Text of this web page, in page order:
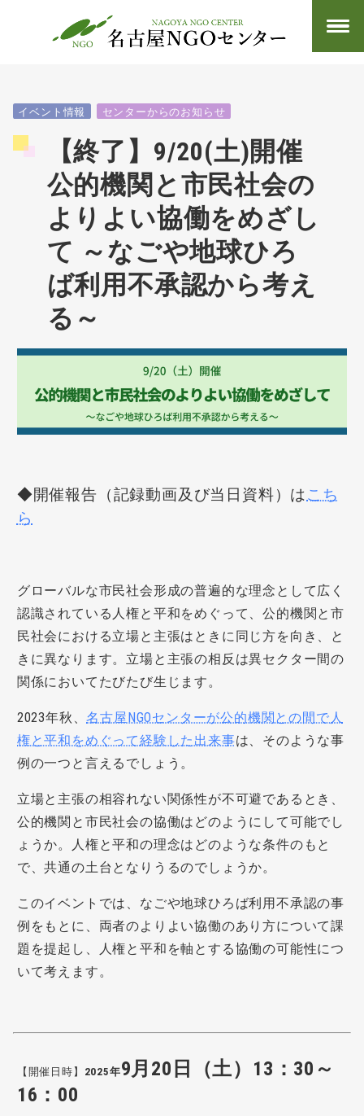
イベント情報 センターからのお知らせ
【終了】9/20(土)開催
公的機関と市民社会の
よりよい協働をめざし
て ～なごや地球ひろ
ば利用不承認から考え
る～
◆開催報告（記録動画及び当日資料）はこち
ら
グローバルな市民社会形成の普遍的な理念として広く
認識されている人権と平和をめぐって、公的機関と市
民社会における立場と主張はときに同じ方を向き、と
きに異なります。立場と主張の相反は異セクター間の
関係においてたびたび生じます。
2023年秋、名古屋NGOセンターが公的機関との間で人
権と平和をめぐって経験した出来事は、そのような事
例の一つと言えるでしょう。
立場と主張の相容れない関係性が不可避であるとき、
公的機関と市民社会の協働はどのようにして可能でし
ょうか。人権と平和の理念はどのような条件のもと
で、共通の土台となりうるのでしょうか。
このイベントでは、なごや地球ひろば利用不承認の事
例をもとに、両者のよりよい協働のあり方について課
題を提起し、人権と平和を軸とする協働の可能性につ
いて考えます。
【開催日時】 2025年9月20日（土）13：30～
16：00